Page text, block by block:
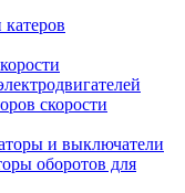
скорости
и выключатели
оборотов для